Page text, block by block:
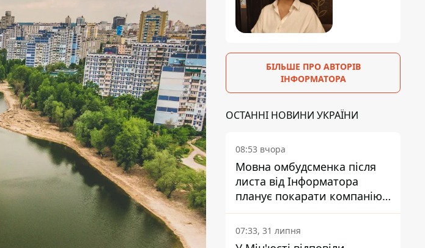
БІЛЬШЕ ПРО АВТОРІВ
ІНФОРМАТОРА
ОСТАННІ НОВИНИ УКРАЇНИ
08:53 вчора
Мовна омбудсменка після
листа від Інформатора
планує покарати компанію-
підрядника ПриватБанку
07:33, 31 липня